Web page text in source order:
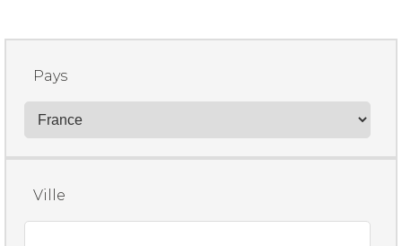
Pays
Ville